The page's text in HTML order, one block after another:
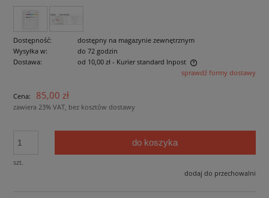
Dostępność:
dostępny na magazynie zewnętrznym
Wysyłka w:
do 72 godzin
Dostawa:
od 10,00 zł - Kurier standard Inpost
Cena nie zawiera ewentualnych kosztów płatnościsprawdź formy dostawy
Cena: 85,00 zł
zawiera 23% VAT, bez kosztów dostawy
szt.
do koszyka
dodaj do przechowalni